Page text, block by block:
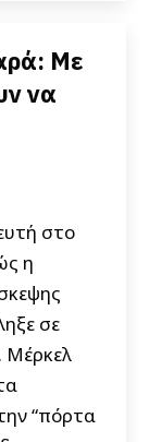
Με
να
στο
η
σε
Μέρκελ
“πόρτα